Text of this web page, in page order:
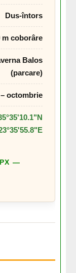
Dus-întors
m coborâre
Balos
(parcare)
octombrie
—